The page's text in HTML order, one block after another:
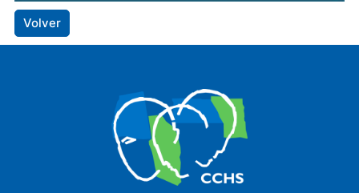
Volver